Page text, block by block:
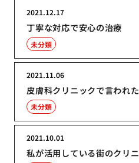
丁寧な対応で安心の治療
2021.12.17
未分類
皮膚科クリニックで言われ
2021.11.06
未分類
私が活用している街のクリ
2021.10.01